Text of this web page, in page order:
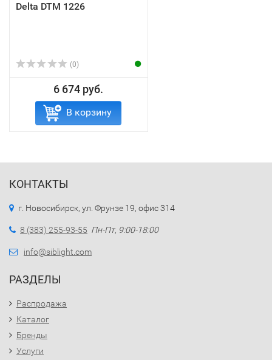
Delta DTM 1226
(0)
6 674 руб.
В корзину
КОНТАКТЫ
г. Новосибирск, ул. Фрунзе 19, офис 314
8 (383) 255-93-55 Пн-Пт, 9:00-18:00
info@siblight.com
РАЗДЕЛЫ
Распродажа
Каталог
Бренды
Услуги